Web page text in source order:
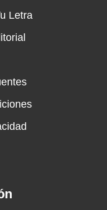
Letra